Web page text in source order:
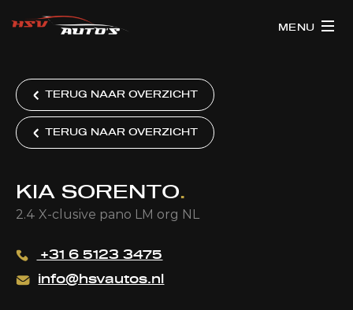
MENU
TERUG NAAR OVERZICHT
TERUG NAAR OVERZICHT
+31 6 5123 3475
info@hsvautos.nl
KIA SORENTO.
2.4 X-clusive pano LM org NL